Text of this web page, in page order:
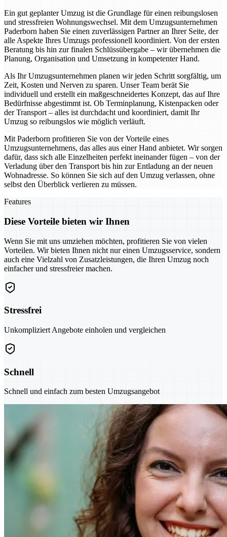
Ein gut geplanter Umzug ist die Grundlage für einen reibungslosen
und stressfreien Wohnungswechsel. Mit dem Umzugsunternehmen
Paderborn haben Sie einen zuverlässigen Partner an Ihrer Seite, der
alle Aspekte Ihres Umzugs professionell koordiniert. Von der ersten
Beratung bis hin zur finalen Schlüssübergabe – wir übernehmen die
Planung, Organisation und Umsetzung in kompetenter Hand.
Als Ihr Umzugsunternehmen planen wir jeden Schritt sorgfältig, um
Zeit, Kosten und Nerven zu sparen. Unser Team berät Sie
individuell und erstellt ein maßgeschneidertes Konzept, das auf Ihre
Bedürfnisse abgestimmt ist. Ob Terminplanung, Kistenpacken oder
der Transport – alles ist durchdacht und koordiniert, damit Ihr
Umzug so reibungslos wie möglich verläuft.
Mit Paderborn profitieren Sie von der Vorteile eines
Umzugsunternehmens, das alles aus einer Hand anbietet. Wir sorgen
dafür, dass sich alle Einzelheiten perfekt ineinander fügen – von der
Verladung über den Transport bis hin zur Entladung an der neuen
Wohnadresse. So können Sie sich auf den Umzug verlassen, ohne
selbst den Überblick verlieren zu müssen.
Features
Diese Vorteile bieten wir Ihnen
Wenn Sie mit uns umziehen möchten, profitieren Sie von vielen
Vorteilen. Wir bieten Ihnen nicht nur einen Umzugsservice, sondern
auch eine Vielzahl von Zusatzleistungen, die Ihren Umzug noch
einfacher und stressfreier machen.
Stressfrei
Unkompliziert Angebote einholen und vergleichen
Schnell
Schnell und einfach zum besten Umzugsangebot